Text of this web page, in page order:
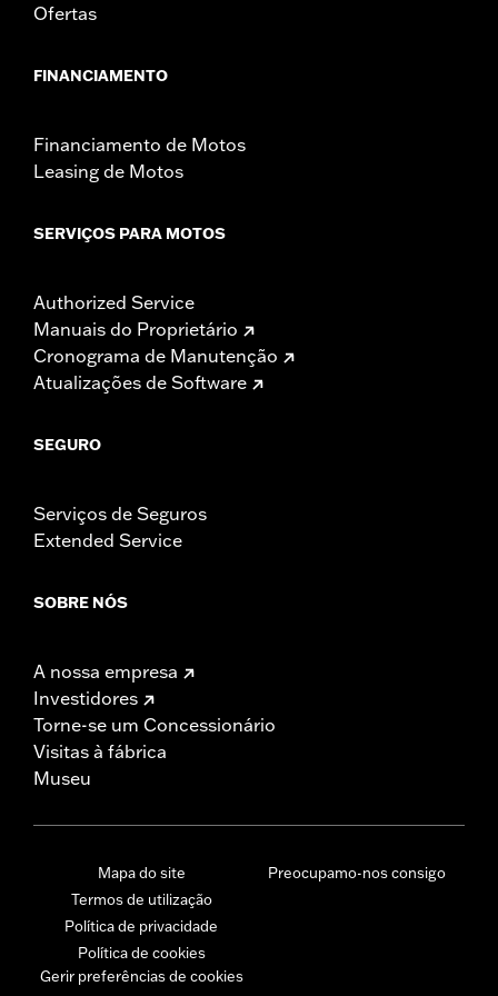
Ofertas
FINANCIAMENTO
Financiamento de Motos
Leasing de Motos
SERVIÇOS PARA MOTOS
Authorized Service
Manuais do Proprietário
Cronograma de Manutenção
Atualizações de Software
SEGURO
Serviços de Seguros
Extended Service
SOBRE NÓS
A nossa empresa
Investidores
Torne-se um Concessionário
Visitas à fábrica
Museu
Mapa do site
Termos de utilização
Política de privacidade
Política de cookies
Gerir preferências de cookies
Preocupamo-nos consigo